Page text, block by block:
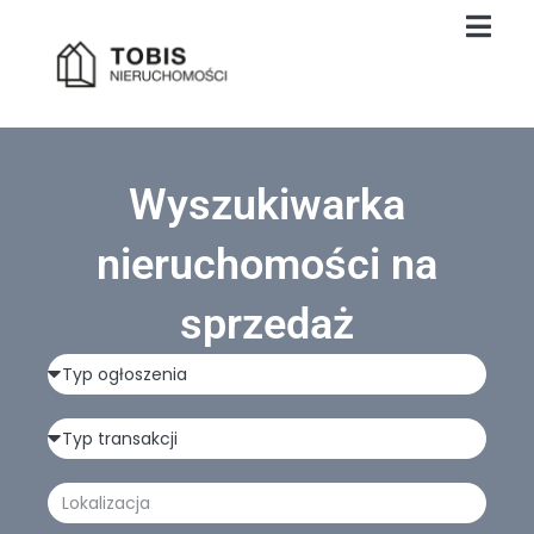
Wyszukiwarka
nieruchomości na
sprzedaż
Typ
ogłoszenia
Typ
transakcji
Lokalizacja